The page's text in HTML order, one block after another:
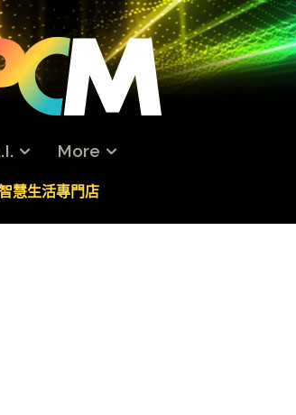
More
慧生活專門店